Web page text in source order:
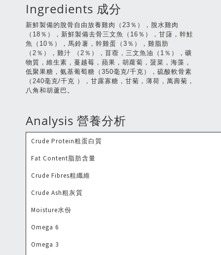
Ingredients 成分
新鮮製備的脫骨自由放養雞肉（23％），脫水雞肉
（18％），新鮮製備去骨三文魚（16％），甘藷，幹鮭
魚（10％），馬鈴薯，幹雞蛋（3％），雞脂肪
（2％），雞汁 （2％），苜蓿，三文魚油（1％），礦
物質，維生素，蔓越莓，蘋果，胡蘿蔔，菠菜，海藻，
低聚果糖，氨基葡萄糖（350毫克/千克），硫酸軟骨素
（240毫克/千克 ），甘露寡糖，甘菊，薄荷，萬壽菊，
八角和胡蘆巴。
Analysis 營養分析
Crude Protein粗蛋白質
Fat Content脂肪含量
Crude Fibres粗纖維
Crude Ash粗灰質
Moisture水份
Omega 6
Omega 3